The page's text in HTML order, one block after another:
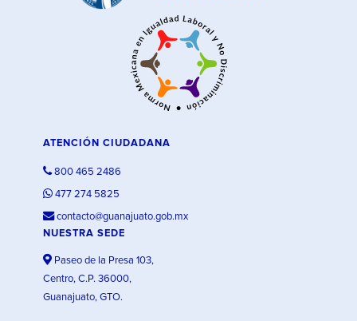
ATENCIÓN CIUDADANA
800 465 2486
477 274 5825
contacto@guanajuato.gob.mx
NUESTRA SEDE
Paseo de la Presa 103,
Centro, C.P. 36000,
Guanajuato, GTO.